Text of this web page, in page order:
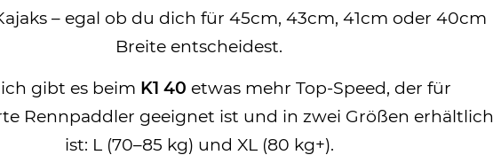
– egal ob du dich für 45cm, 43cm, 41cm oder 40cm
Breite entscheidest.
gibt es beim K1 40 etwas mehr Top-Speed, der für
Rennpaddler geeignet ist und in zwei Größen erhältlich
ist: L (70–85 kg) und XL (80 kg+).